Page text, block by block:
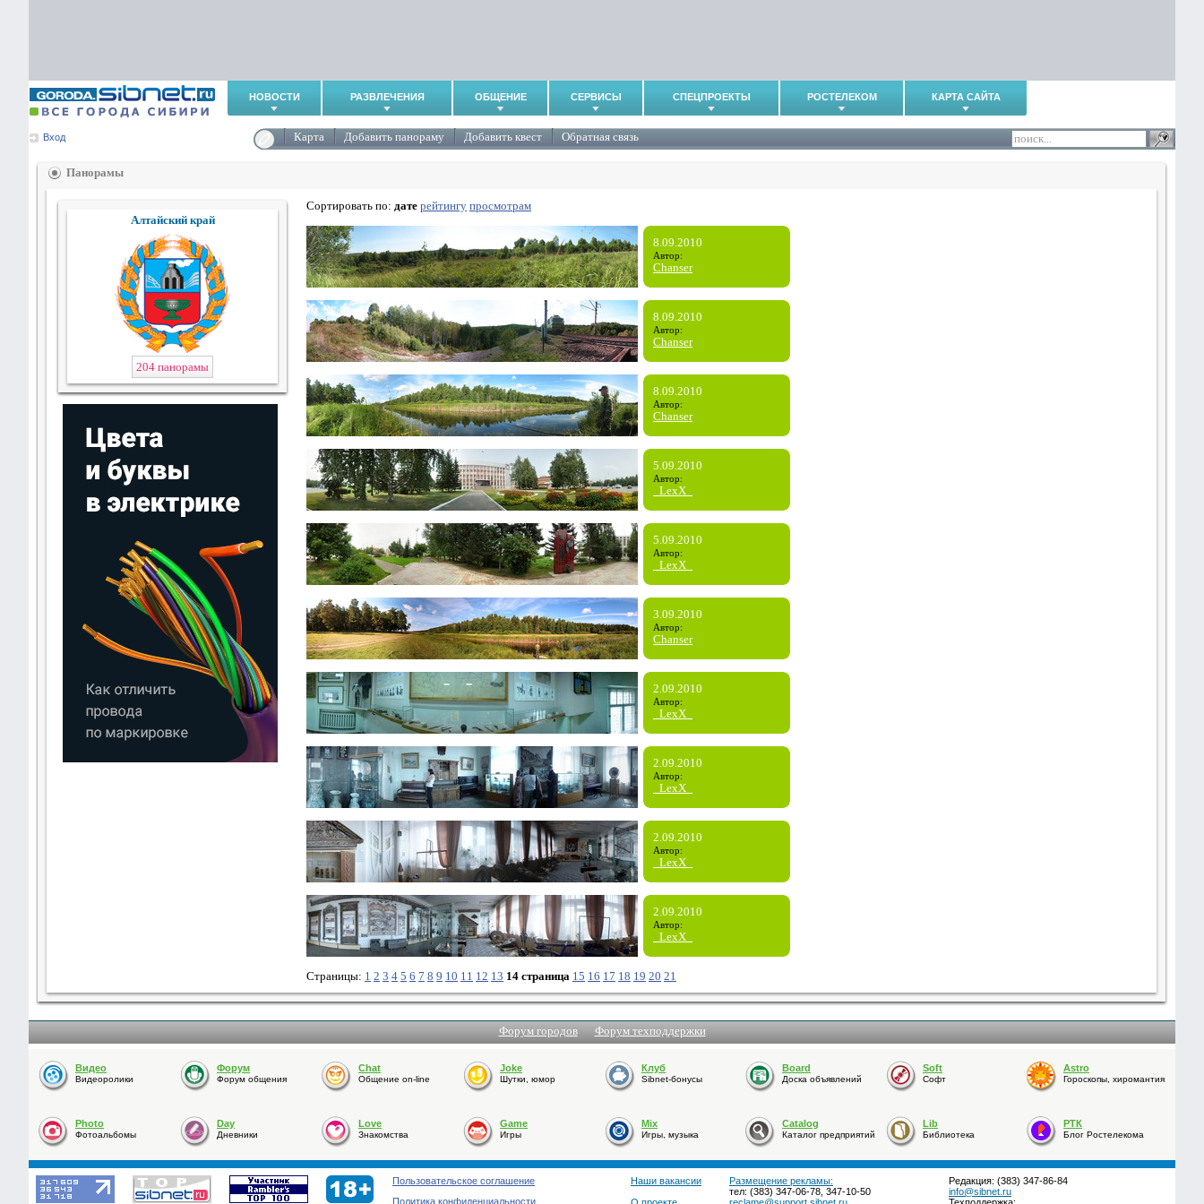
НОВОСТИ РАЗВЛЕЧЕНИЯ ОБЩЕНИЕ СЕРВИСЫ СПЕЦПРОЕКТЫ РОСТЕЛЕКОМ КАРТА САЙТА
Вход Карта Добавить панораму Добавить квест Обратная связь
Панорамы
Алтайский край
204 панорамы
Сортировать по: дате рейтингу просмотрам
8.09.2010
Автор:
Chanser
8.09.2010
Автор:
Chanser
8.09.2010
Автор:
Chanser
5.09.2010
Автор:
_LexX_
5.09.2010
Автор:
_LexX_
3.09.2010
Автор:
Chanser
2.09.2010
Автор:
_LexX_
2.09.2010
Автор:
_LexX_
2.09.2010
Автор:
_LexX_
2.09.2010
Автор:
_LexX_
Страницы: 1 2 3 4 5 6 7 8 9 10 11 12 13 14 страница 15 16 17 18 19 20 21
Форум городов Форум техподдержки
Видео
Видеоролики
Форум
Форум общения
Chat
Общение on-line
Joke
Шутки, юмор
Клуб
Sibnet-бонусы
Board
Доска объявлений
Soft
Софт
Astro
Гороскопы, хиромантия
Photo
Фотоальбомы
Day
Дневники
Love
Знакомства
Game
Игры
Mix
Игры, музыка
Catalog
Каталог предприятий
Lib
Библиотека
РТК
Блог Ростелекома
Редакция: (383) 347-86-84
info@sibnet.ru
Размещение рекламы:
тел: (383) 347-06-78, 347-10-50
Наши вакансии
Пользовательское соглашение
Политика конфиденциальности